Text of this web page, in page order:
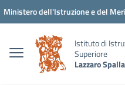
Vai ai contenuti
Vai al menu di navigazione
Vai al footer
Ministero dell'Istruzione e del
Istituto di
Superiore
Lazzaro